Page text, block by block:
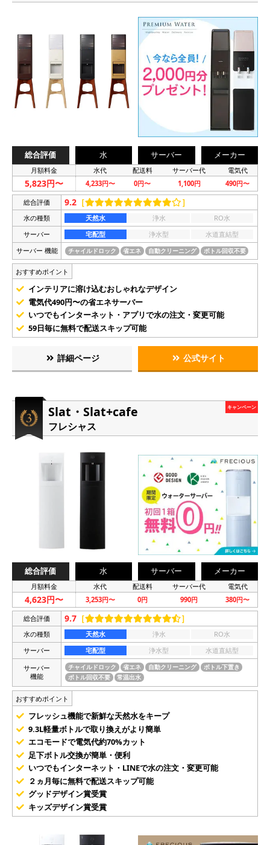
総合評価 水 サーバー メーカー
月額料金 水代 配送料 サーバー代 電気代
5,823円〜 4,233円〜 0円〜 1,100円 490円〜
総合評価 9.2 ［ ］
水の種類 天然水 浄水
RO水
サーバー
宅配型 浄水型
水道直結型
サーバー 機能
チャイルドロック 省エネ 自動クリーニング ボトル回収不要
おすすめポイント
インテリアに溶け込むおしゃれなデザイン
電気代490円〜の省エネサーバー
いつでもインターネット・アプリで水の注文・変更可能
59日毎に無料で配送スキップ可能
詳細ページ 公式サイト
Slat・Slat+cafe
フレシャス
キャンペーン
総合評価 水 サーバー メーカー
月額料金 水代 配送料 サーバー代 電気代
4,623円〜 3,253円〜 0円 990円 380円〜
総合評価 9.7 ［ ］
水の種類 天然水 浄水
RO水
サーバー
宅配型 浄水型
水道直結型
サーバー
機能
チャイルドロック 省エネ 自動クリーニング
ボトル下置き
ボトル回収不要
常温出水
おすすめポイント
フレッシュ機能で新鮮な天然水をキープ
9.3L軽量ボトルで取り換えがより簡単
エコモードで電気代約70%カット
足下ボトル交換が簡単・便利
いつでもインターネット・LINEで水の注文・変更可能
２ヵ月毎に無料で配送スキップ可能
グッドデザイン賞受賞
キッズデザイン賞受賞